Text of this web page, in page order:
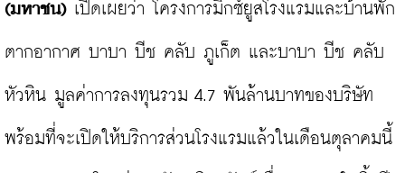
(มหาชน) เปิดเผยว่า โครงการมิกซ์ยูสโรงแรมและบ้านพัก
ตากอากาศ บาบา บีช คลับ ภูเก็ต และบาบา บีช คลับ
หัวหิน มูลค่าการลงทุนรวม 4.7 พันล้านบาทของบริษัท
พร้อมที่จะเปิดให้บริการส่วนโรงแรมแล้วในเดือนตุลาคมนี้